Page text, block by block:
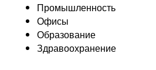
Промышленность
Офисы
Образование
Здравоохранение